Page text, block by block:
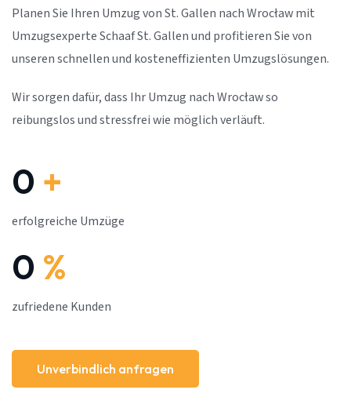
Planen Sie Ihren Umzug von St. Gallen nach Wrocław mit
Umzugsexperte Schaaf St. Gallen und profitieren Sie von
unseren schnellen und kosteneffizienten Umzugslösungen.
Wir sorgen dafür, dass Ihr Umzug nach Wrocław so
reibungslos und stressfrei wie möglich verläuft.
0 +
erfolgreiche Umzüge
0 %
zufriedene Kunden
Unverbindlich anfragen